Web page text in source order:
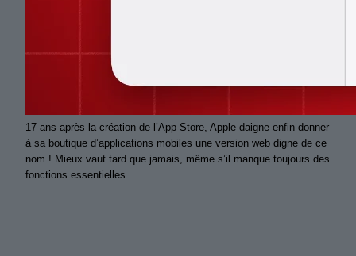
17 ans après la création de l’App Store, Apple daigne enfin donner
à sa boutique d’applications mobiles une version web digne de ce
nom ! Mieux vaut tard que jamais, même s’il manque toujours des
fonctions essentielles.